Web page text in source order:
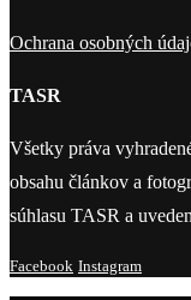
Ochrana osobných
TASR
Všetky práva
obsahu článkov a
súhlasu TASR a
Facebook Instagram